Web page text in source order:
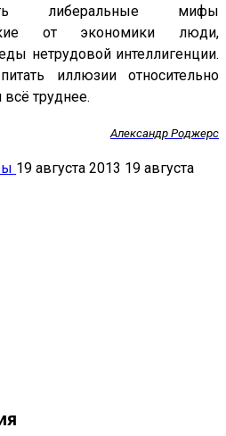
либеральные мифы
от экономики люди,
нетрудовой интеллигенции.
иллюзии относительно
труднее.
Александр Роджерс
19 августа 2013 19 августа